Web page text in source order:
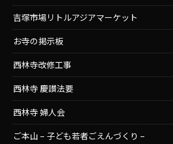
吉塚市場リトルアジアマーケット
お寺の掲示板
西林寺改修工事
西林寺 慶讃法要
西林寺 婦人会
ご本山 – 子ども若者ごえんづくり –